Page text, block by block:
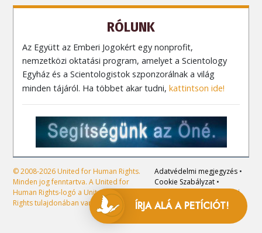
ÍRJA ALÁ A PETÍCIÓT!
RÓLUNK
Az Együtt az Emberi Jogokért egy nonprofit,
nemzetközi oktatási program, amelyet a Scientology
Egyház és a Scientologistok szponzorálnak a világ
minden tájáról. Ha többet akar tudni,kattintson ide!
© 2008-2026 United for Human Rights.
Minden jog fenntartva. A United for
Human Rights-logó a United for Human
Rights tulajdonában van.
Adatvédelmi megjegyzés •
Cookie Szabályzat •
Jogi
megjegyzés